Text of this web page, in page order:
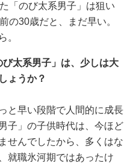
「のび太系男子」は狙い
の30歳だと、まだ早い。
。
太系男子」は、少しは大
ょうか？
と早い段階で人間的に成長
子」の子供時代は、今ほど
せんでしたから、多くはな
就職氷河期ではあったけ